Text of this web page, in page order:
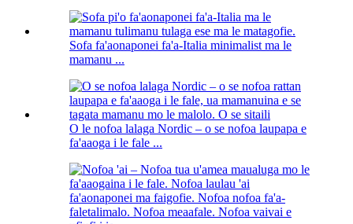
Sofa fa'aonaponei fa'a-Italia minimalist ma le
mamanu ...
O le nofoa lalaga Nordic – o se nofoa laupapa e
fa'aaoga i le fale ...